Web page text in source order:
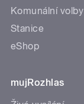
Komunální volby
Stanice
eShop
mujRozhlas